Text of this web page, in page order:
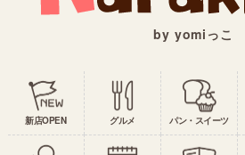
by yomiっこ
新店OPEN グルメ パン・スイーツ